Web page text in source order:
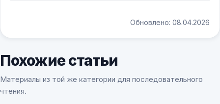
Обновлено: 08.04.2026
Похожие статьи
Материалы из той же категории для последовательного
чтения.